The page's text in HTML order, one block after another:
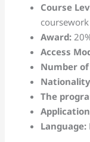
Course
coursework
Award:
Access
Number
The
Language: